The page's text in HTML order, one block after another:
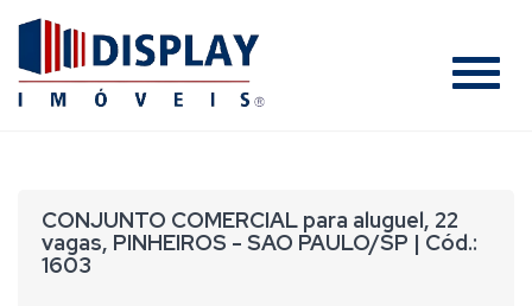
#
CONJUNTO COMERCIAL para aluguel, 22
vagas, PINHEIROS - SAO PAULO/SP | Cód.:
1603